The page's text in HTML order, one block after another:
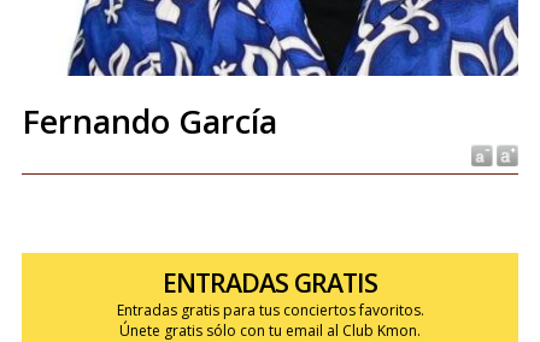
Fernando García
ENTRADAS GRATIS
Entradas gratis para tus conciertos favoritos.
Únete gratis sólo con tu email al Club Kmon.